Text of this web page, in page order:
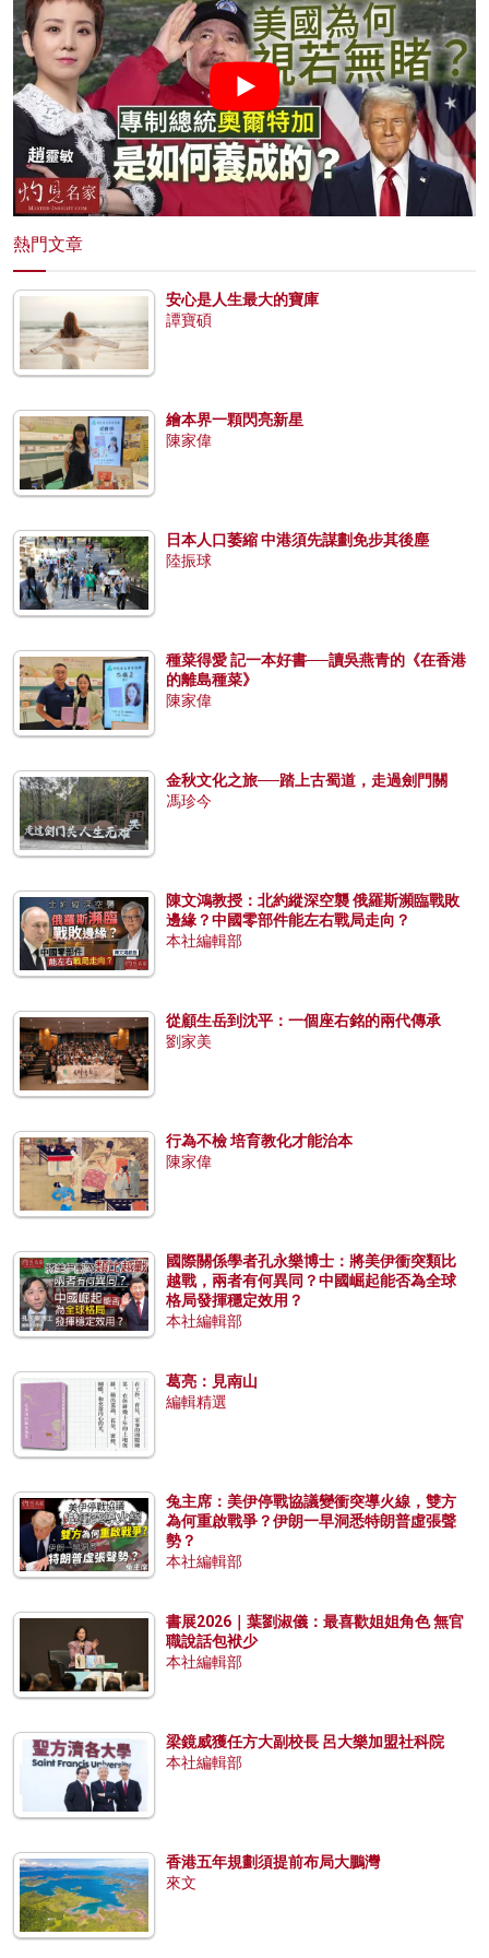
熱門文章
安心是人生最大的寶庫
譚寶碩
繪本界一顆閃亮新星
陳家偉
日本人口萎縮 中港須先謀劃免步其後塵
陸振球
種菜得愛 記一本好書──讀吳燕青的《在香港
的離島種菜》
陳家偉
金秋文化之旅──踏上古蜀道，走過劍門關
馮珍今
陳文鴻教授：北約縱深空襲 俄羅斯瀕臨戰敗
邊緣？中國零部件能左右戰局走向？
本社編輯部
從顧生岳到沈平：一個座右銘的兩代傳承
劉家美
行為不檢 培育教化才能治本
陳家偉
國際關係學者孔永樂博士：將美伊衝突類比
越戰，兩者有何異同？中國崛起能否為全球
格局發揮穩定效用？
本社編輯部
葛亮：見南山
編輯精選
兔主席：美伊停戰協議變衝突導火線，雙方
為何重啟戰爭？伊朗一早洞悉特朗普虛張聲
勢？
本社編輯部
書展2026｜葉劉淑儀：最喜歡姐姐角色 無官
職說話包袱少
本社編輯部
梁鏡威獲任方大副校長 呂大樂加盟社科院
本社編輯部
香港五年規劃須提前布局大鵬灣
來文